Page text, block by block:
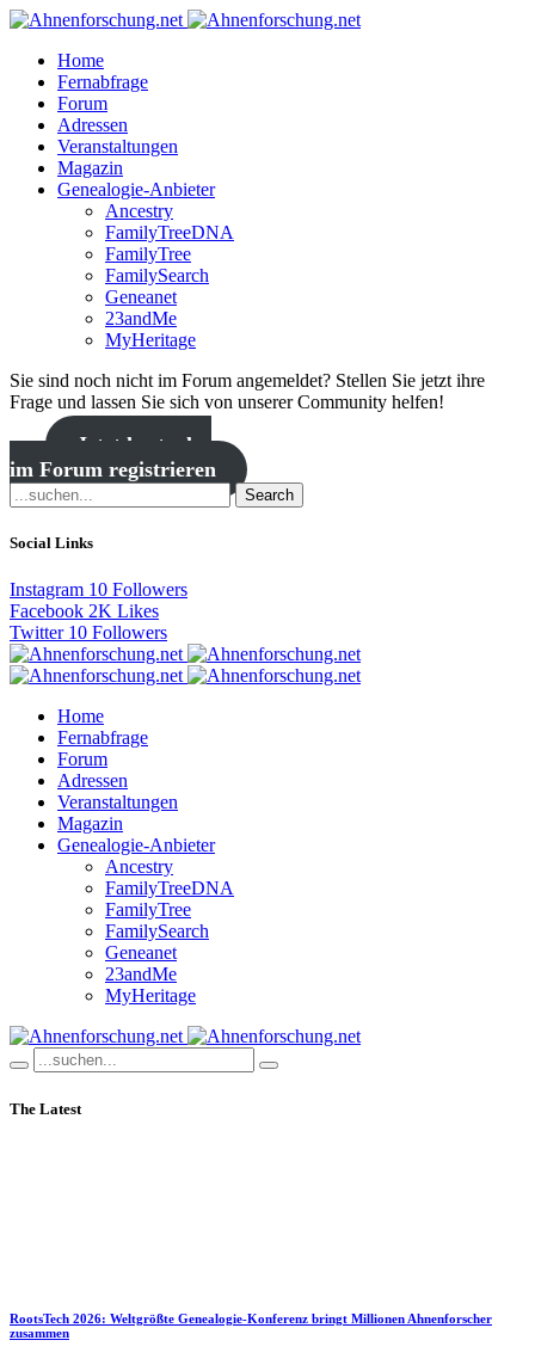
Home
Fernabfrage
Forum
Adressen
Veranstaltungen
Magazin
Genealogie-Anbieter
Ancestry
FamilyTreeDNA
FamilyTree
FamilySearch
Geneanet
23andMe
MyHeritage
Sie sind noch nicht im Forum angemeldet? Stellen Sie jetzt ihre
Frage und lassen Sie sich von unserer Community helfen!
Jetzt kostenlos
im Forum registrieren
Search
Social Links
Instagram 10 Followers
Facebook 2K Likes
Twitter 10 Followers
Home
Fernabfrage
Forum
Adressen
Veranstaltungen
Magazin
Genealogie-Anbieter
Ancestry
FamilyTreeDNA
FamilyTree
FamilySearch
Geneanet
23andMe
MyHeritage
The Latest
RootsTech 2026: Weltgrößte Genealogie-Konferenz bringt Millionen Ahnenforscher
zusammen